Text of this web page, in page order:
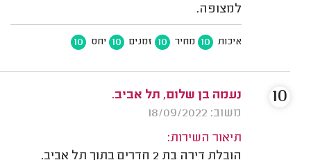
למצופה.
איכות 10 מחיר 10 זמנים 10 יחס 10
נעמה בן שלום, תל אביב.
משוב: 18/09/2022
תיאור השירות:
הובלת דירה בת 2 חדרים בתוך תל אביב.
10